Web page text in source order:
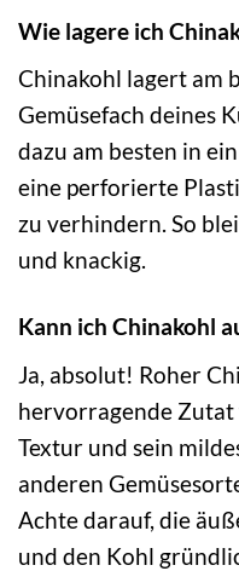
Wie lagere ich
Chinakohl lagert am
Gemüsefach deines
dazu am besten in
eine perforierte
zu verhindern. So
und knackig.
Kann ich Chinakohl
Ja, absolut! Roher
hervorragende Zutat
Textur und sein
anderen
Achte darauf, die
und den Kohl